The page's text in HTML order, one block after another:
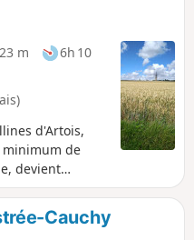
m
6h 10
d'Artois,
minimum de
devient
humide. Je l'ai
sentiersCauchy